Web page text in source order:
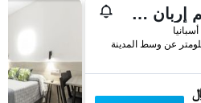
فيتيم إربان سويتس